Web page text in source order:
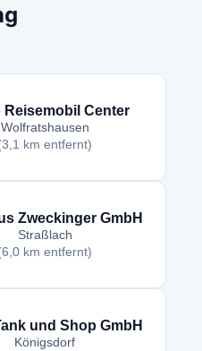
Reisemobil Center
Wolfratshausen
km entfernt)
Zweckinger GmbH
Straßlach
km entfernt)
und Shop GmbH
Königsdorf